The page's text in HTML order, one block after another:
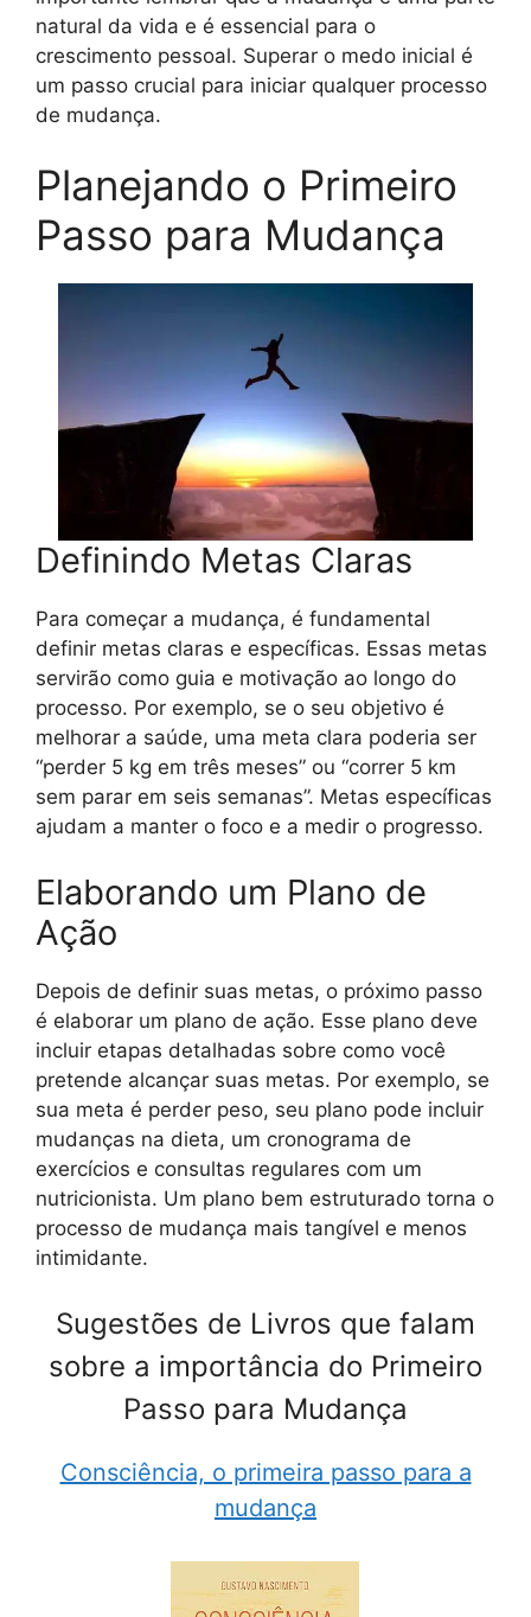
natural da vida e é essencial para o
crescimento pessoal. Superar o medo inicial é
um passo crucial para iniciar qualquer processo
de mudança.
Planejando o Primeiro
Passo para Mudança
Definindo Metas Claras
Para começar a mudança, é fundamental
definir metas claras e específicas. Essas metas
servirão como guia e motivação ao longo do
processo. Por exemplo, se o seu objetivo é
melhorar a saúde, uma meta clara poderia ser
“perder 5 kg em três meses” ou “correr 5 km
sem parar em seis semanas”. Metas específicas
ajudam a manter o foco e a medir o progresso.
Elaborando um Plano de
Ação
Depois de definir suas metas, o próximo passo
é elaborar um plano de ação. Esse plano deve
incluir etapas detalhadas sobre como você
pretende alcançar suas metas. Por exemplo, se
sua meta é perder peso, seu plano pode incluir
mudanças na dieta, um cronograma de
exercícios e consultas regulares com um
nutricionista. Um plano bem estruturado torna o
processo de mudança mais tangível e menos
intimidante.
Sugestões de Livros que falam
sobre a importância do Primeiro
Passo para Mudança
Consciência, o primeira passo para a
mudança